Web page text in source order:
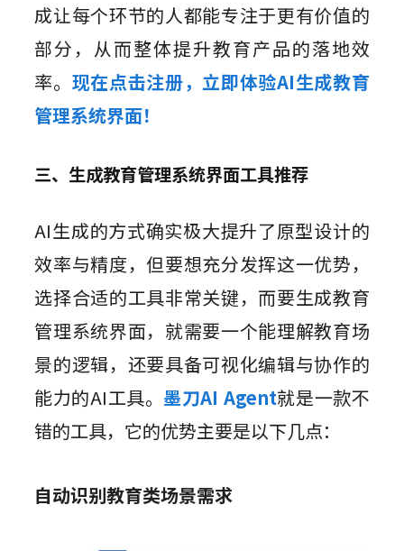
成让每个环节的人都能专注于更有价值的
部分，从而整体提升教育产品的落地效
率。 现在点击注册，立即体验AI生成教育
管理系统界面！
三、生成教育管理系统界面工具推荐
AI生成的方式确实极大提升了原型设计的
效率与精度，但要想充分发挥这一优势，
选择合适的工具非常关键，而要生成教育
管理系统界面，就需要一个能理解教育场
景的逻辑，还要具备可视化编辑与协作的
能力的AI工具。 墨刀AI Agent就是一款不
错的工具，它的优势主要是以下几点：
自动识别教育类场景需求